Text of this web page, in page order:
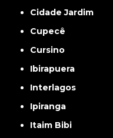
Cidade Jardim
Cupecê
Cursino
Ibirapuera
Interlagos
Ipiranga
Itaim Bibi